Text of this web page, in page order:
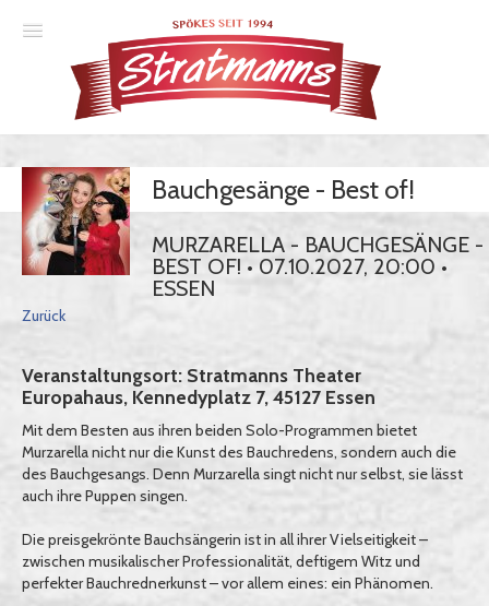
Essener Ehrendoktor
Unsere Komödien
Gastspiele
Gutscheine
Anmelden
Bauchgesänge - Best of!
MURZARELLA - BAUCHGESÄNGE -
BEST OF! • 07.10.2027, 20:00 •
ESSEN
Zurück
Veranstaltungsort: Stratmanns Theater
Europahaus, Kennedyplatz 7, 45127 Essen
Mit dem Besten aus ihren beiden Solo-Programmen bietet
Murzarella nicht nur die Kunst des Bauchredens, sondern auch die
des Bauchgesangs. Denn Murzarella singt nicht nur selbst, sie lässt
auch ihre Puppen singen.
Die preisgekrönte Bauchsängerin ist in all ihrer Vielseitigkeit –
zwischen musikalischer Professionalität, deftigem Witz und
perfekter Bauchrednerkunst – vor allem eines: ein Phänomen.